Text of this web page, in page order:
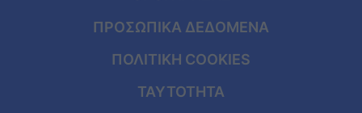
ΠΡΟΣΩΠΙΚΑ ΔΕΔΟΜΕΝΑ
ΠΟΛΙΤΙΚΗ COOKIES
ΤΑΥΤΟΤΗΤΑ